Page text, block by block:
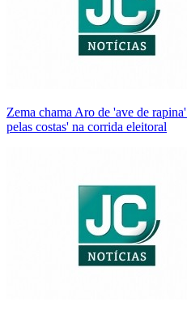
Zema chama Aro de 'ave de
pelas costas' na corrida eleitoral